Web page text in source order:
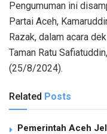
Pengumuman ini
Partai Aceh,
Razak, dalam acara
Taman Ratu
(25/8/2024).
Related Posts
Pemerintah Aceh